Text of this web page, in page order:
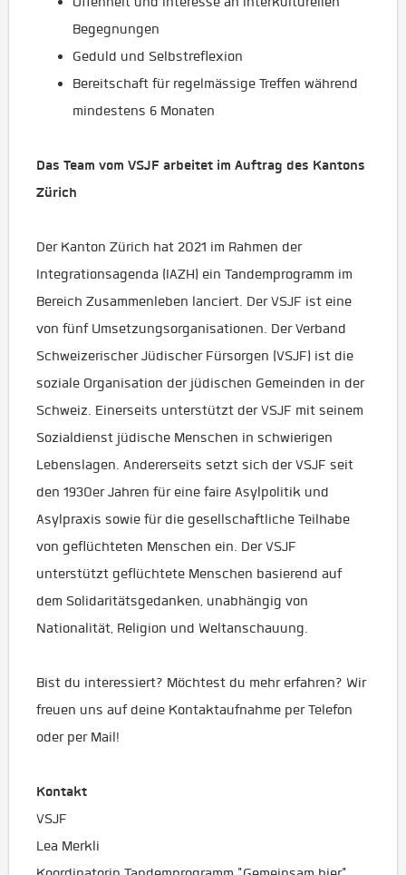
Begegnungen
Geduld und Selbstreflexion
Bereitschaft für regelmässige Treffen während
mindestens 6 Monaten
Das Team vom VSJF arbeitet im Auftrag des Kantons
Zürich
Der Kanton Zürich hat 2021 im Rahmen der
Integrationsagenda (IAZH) ein Tandemprogramm im
Bereich Zusammenleben lanciert. Der VSJF ist eine
von fünf Umsetzungsorganisationen. Der Verband
Schweizerischer Jüdischer Fürsorgen (VSJF) ist die
soziale Organisation der jüdischen Gemeinden in der
Schweiz. Einerseits unterstützt der VSJF mit seinem
Sozialdienst jüdische Menschen in schwierigen
Lebenslagen. Andererseits setzt sich der VSJF seit
den 1930er Jahren für eine faire Asylpolitik und
Asylpraxis sowie für die gesellschaftliche Teilhabe
von geflüchteten Menschen ein. Der VSJF
unterstützt geflüchtete Menschen basierend auf
dem Solidaritätsgedanken, unabhängig von
Nationalität, Religion und Weltanschauung.
Bist du interessiert? Möchtest du mehr erfahren? Wir
freuen uns auf deine Kontaktaufnahme per Telefon
oder per Mail!
Kontakt
VSJF
Lea Merkli